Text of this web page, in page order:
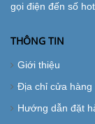
gọi điện đến số
THÔNG TIN
Giới thiệu
Địa chỉ cửa hàng
Hướng dẫn đặt